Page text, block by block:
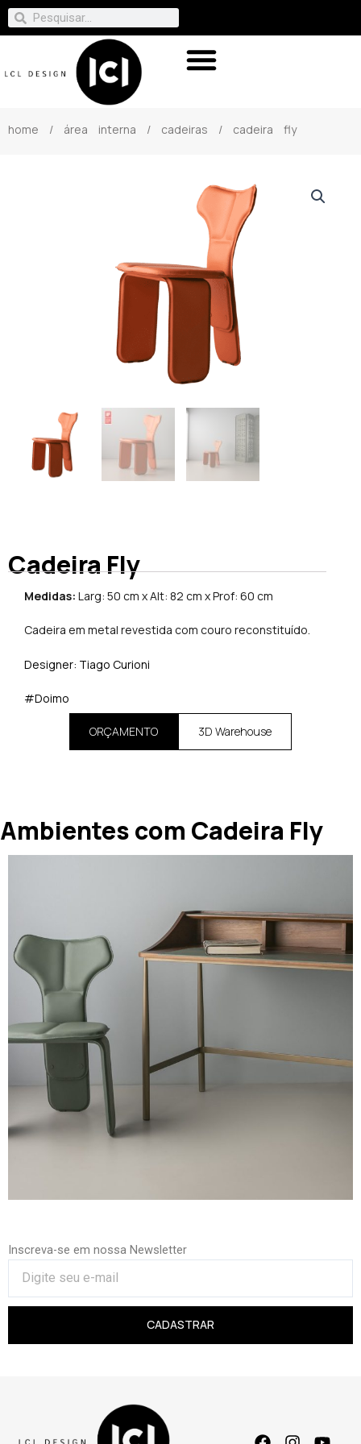
home / área interna / cadeiras / cadeira fly
Cadeira Fly
Medidas: Larg: 50 cm x Alt: 82 cm x Prof: 60 cm
Cadeira em metal revestida com couro reconstituído.
Designer: Tiago Curioni
#Doimo
ORÇAMENTO 3D Warehouse
Ambientes com Cadeira Fly
Inscreva-se em nossa Newsletter
CADASTRAR